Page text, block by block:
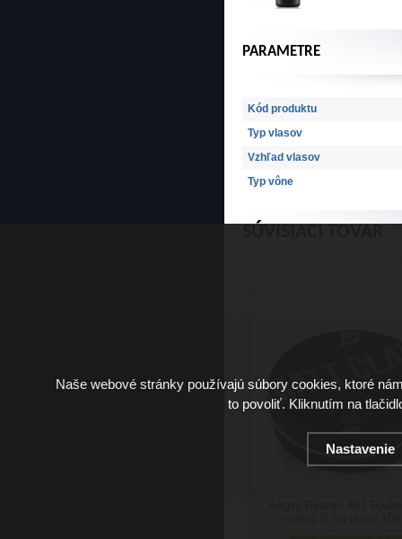
PARAMETRE
Kód produktu
Typ vlasov
Vzhľad vlasov
Typ vône
Naše webové stránky používajú súbory cookies, ktoré
to povoliť. Kliknutím na
Nastavenie